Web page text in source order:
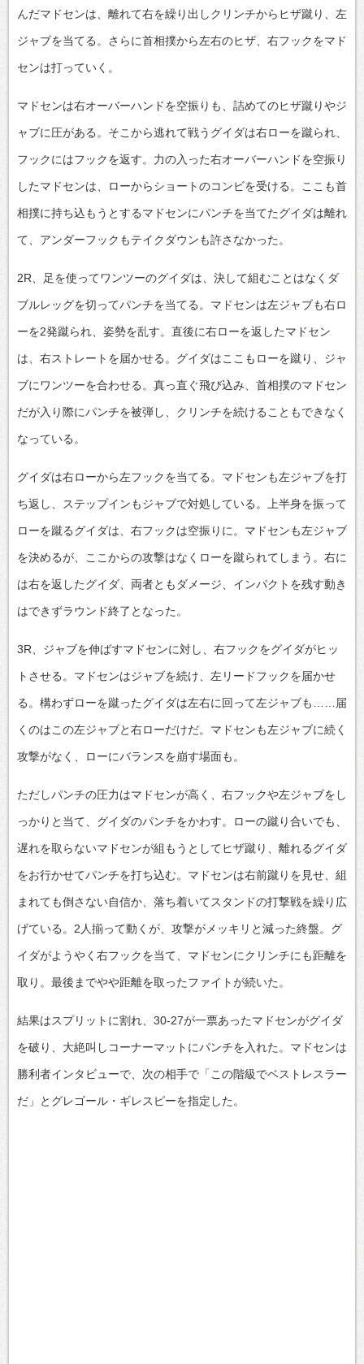
んだマドセンは、離れて右を繰り出しクリンチからヒザ蹴り、左
ジャブを当てる。さらに首相撲から左右のヒザ、右フックをマド
センは打っていく。
マドセンは右オーバーハンドを空振りも、詰めてのヒザ蹴りやジ
ャブに圧がある。そこから逃れて戦うグイダは右ローを蹴られ、
フックにはフックを返す。力の入った右オーバーハンドを空振り
したマドセンは、ローからショートのコンビを受ける。ここも首
相撲に持ち込もうとするマドセンにパンチを当てたグイダは離れ
て、アンダーフックもテイクダウンも許さなかった。
2R、足を使ってワンツーのグイダは、決して組むことはなくダ
ブルレッグを切ってパンチを当てる。マドセンは左ジャブも右ロ
ーを2発蹴られ、姿勢を乱す。直後に右ローを返したマドセン
は、右ストレートを届かせる。グイダはここもローを蹴り、ジャ
ブにワンツーを合わせる。真っ直ぐ飛び込み、首相撲のマドセン
だが入り際にパンチを被弾し、クリンチを続けることもできなく
なっている。
グイダは右ローから左フックを当てる。マドセンも左ジャブを打
ち返し、ステップインもジャブで対処している。上半身を振って
ローを蹴るグイダは、右フックは空振りに。マドセンも左ジャブ
を決めるが、ここからの攻撃はなくローを蹴られてしまう。右に
は右を返したグイダ、両者ともダメージ、インパクトを残す動き
はできずラウンド終了となった。
3R、ジャブを伸ばすマドセンに対し、右フックをグイダがヒッ
トさせる。マドセンはジャブを続け、左リードフックを届かせ
る。構わずローを蹴ったグイダは左右に回って左ジャブも……届
くのはこの左ジャブと右ローだけだ。マドセンも左ジャブに続く
攻撃がなく、ローにバランスを崩す場面も。
ただしパンチの圧力はマドセンが高く、右フックや左ジャブをし
っかりと当て、グイダのパンチをかわす。ローの蹴り合いでも、
遅れを取らないマドセンが組もうとしてヒザ蹴り、離れるグイダ
をお行かせてパンチを打ち込む。マドセンは右前蹴りを見せ、組
まれても倒さない自信か、落ち着いてスタンドの打撃戦を繰り広
げている。2人揃って動くが、攻撃がメッキリと減った終盤。グ
イダがようやく右フックを当て、マドセンにクリンチにも距離を
取り。最後までやや距離を取ったファイトが続いた。
結果はスプリットに割れ、30-27が一票あったマドセンがグイダ
を破り、大絶叫しコーナーマットにパンチを入れた。マドセンは
勝利者インタビューで、次の相手で「この階級でベストレスラー
だ」とグレゴール・ギレスピーを指定した。